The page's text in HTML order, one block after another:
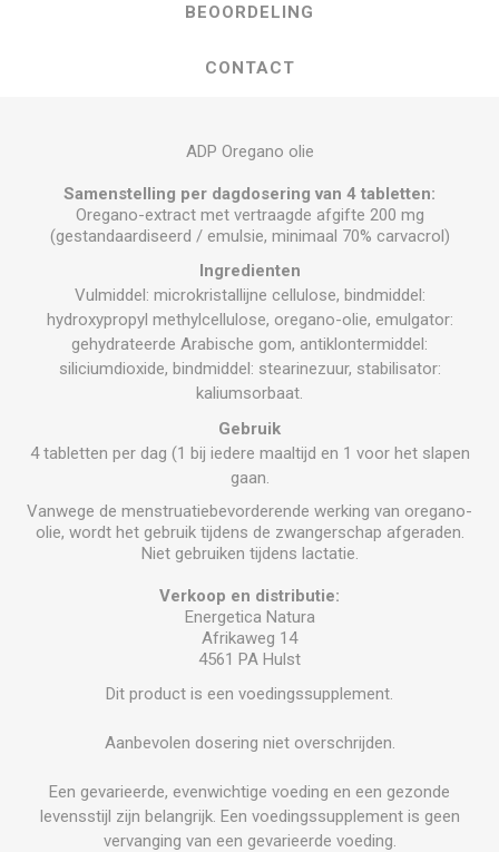
BEOORDELING
CONTACT
ADP Oregano olie
Samenstelling per dagdosering van 4 tabletten:
Oregano-extract met vertraagde afgifte 200 mg
(gestandaardiseerd / emulsie, minimaal 70% carvacrol)
Ingredienten
Vulmiddel: microkristallijne cellulose, bindmiddel:
hydroxypropyl methylcellulose, oregano-olie, emulgator:
gehydrateerde Arabische gom, antiklontermiddel:
siliciumdioxide, bindmiddel: stearinezuur, stabilisator:
kaliumsorbaat.
Gebruik
4 tabletten per dag (1 bij iedere maaltijd en 1 voor het slapen
gaan.
Vanwege de menstruatiebevorderende werking van oregano-
olie, wordt het gebruik tijdens de zwangerschap afgeraden.
Niet gebruiken tijdens lactatie.
Verkoop en distributie:
Energetica Natura
Afrikaweg 14
4561 PA Hulst
Dit product is een voedingssupplement.
Aanbevolen dosering niet overschrijden.
Een gevarieerde, evenwichtige voeding en een gezonde
levensstijl zijn belangrijk. Een voedingssupplement is geen
vervanging van een gevarieerde voeding.